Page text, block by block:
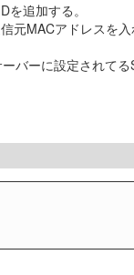
追加する。
MACアドレスを入
ーに設定されて